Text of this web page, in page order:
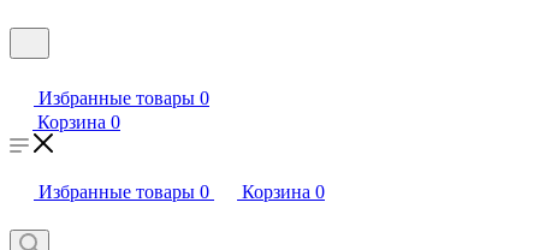
Избранные товары 0
Корзина 0
Избранные товары 0 Корзина 0